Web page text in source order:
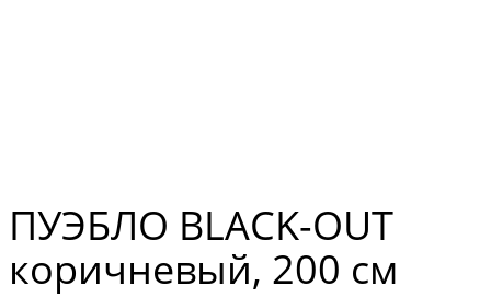
ПУЭБЛО BLACK-OUT
коричневый, 200 см